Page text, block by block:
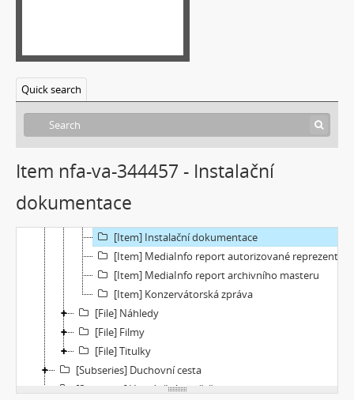
Quick search
Item nfa-va-344457 - Instalační
dokumentace
[Subseries] Vrána a vejce
[Subseries] Was ist Kunst?
[Subseries] Dělohy a mozky (Hm..fantasy)
[Subseries] Zákon času
[Subseries] Chimérx
[Subseries] Under Construction
[File] Dokumentace
[Item] Instalační dokumentace
[Item] MediaInfo report autorizované reprezentace
[Item] MediaInfo report archivního masteru
[Item] Konzervátorská zpráva
[File] Náhledy
[File] Filmy
[File] Titulky
[Subseries] Duchovní cesta
[Subseries] Vyprávění o světě